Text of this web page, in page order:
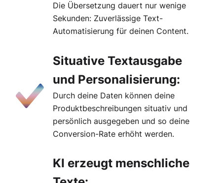
Die Übersetzung dauert nur wenige
Sekunden: Zuverlässige Text-
Automatisierung für deinen Content.
Situative Textausgabe
und Personalisierung:
Durch deine Daten können deine
Produktbeschreibungen situativ und
persönlich ausgegeben und so deine
Conversion-Rate erhöht werden.
KI erzeugt menschliche